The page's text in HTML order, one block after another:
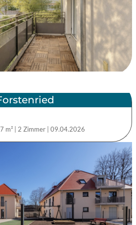
m² 2 Zimmer |09.04.2026